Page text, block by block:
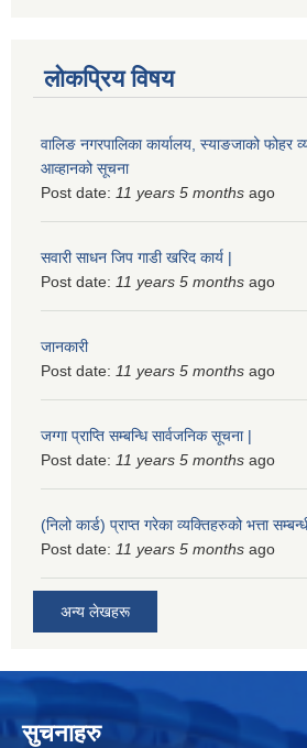
लोकप्रिय विषय
वालिङ नगरपालिका कार्यालय, स्याङजाको फोहर
आव्हानको सूचना
Post date: 11 years 5 months ago
सवारी साधन जिप गाडी खरिद कार्य |
Post date: 11 years 5 months ago
जानकारी
Post date: 11 years 5 months ago
जग्गा प्राप्ति सम्बन्धि सार्वजनिक सूचना |
Post date: 11 years 5 months ago
(निलो कार्ड) प्राप्त गरेका व्यक्तिहरुको भत्ता
Post date: 11 years 5 months ago
अन्य लेखहरू
सुचनाहरु